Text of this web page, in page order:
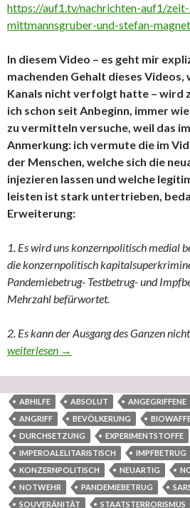
https://auf1.tv/nachrichten-auf1/
mittmannsgruber-und-stefan-
In diesem Video – es geht mir
machenden Gehalt dieses Videos,
Kanals nicht verfolgt hatte – wird
ich schon seit Anbeginn, immer
zu vermitteln versuche, weil das
Anmerkung: ich vermute die im
der Menschen, welche sich die
injezieren lassen und welche
leisten ist stark untertrieben,
Erweiterung:
1. Es wird uns konzernpolitisch medial
die konzernpolitisch
Pandemiebetrug- Testbetrug- und
Mehrzahl befürwortet.
2. Es kann der Ausgang des Ganzen
Zeit zu handeln
weiterlesen →
ABHILFE ABSOLUT ANGEGRIFFENE
ANGRIFF
BEVÖLKERUNG
DURCHSETZUNG
EXPERIMENTSTOFFE
IMPEROALELITARISTISCH
IMPFBETRUG
KONZERNPOLITISCH
NEUARTIG
NOTWEHR
PANDEMIEBETRUG
SOUVERÄNITÄT
STAATSTERRORISMUS